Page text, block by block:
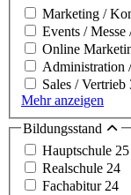
Marketing /
Events / Messe
Online
Administration
Sales / Vertrieb
Mehr anzeigen
Bildungsstand
Hauptschule 25
Realschule 24
Fachabitur24